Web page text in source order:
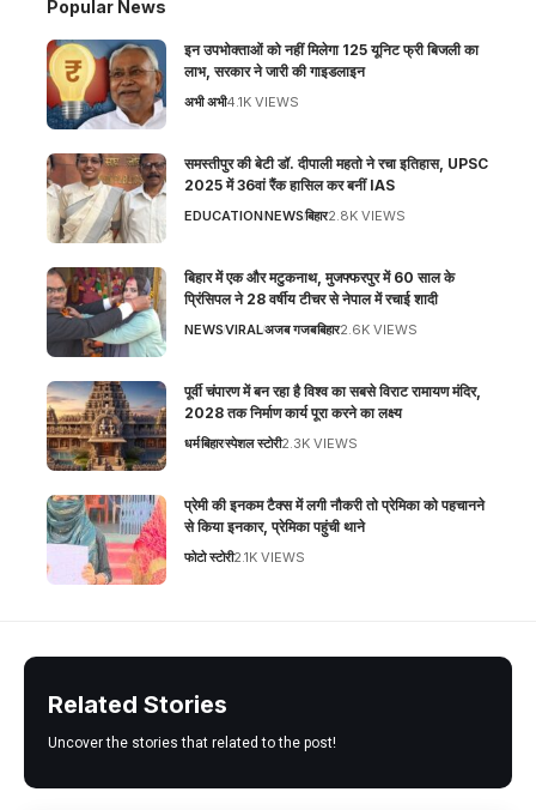
Popular News
इन उपभोक्ताओं को नहीं मिलेगा 125 यूनिट फ्री बिजली का
लाभ, सरकार ने जारी की गाइडलाइन
अभी अभी4.1K VIEWS
समस्तीपुर की बेटी डॉ. दीपाली महतो ने रचा इतिहास, UPSC
2025 में 36वां रैंक हासिल कर बनीं IAS
EDUCATIONNEWSबिहार2.8K VIEWS
बिहार में एक और मटुकनाथ, मुजफ्फरपुर में 60 साल के
प्रिंसिपल ने 28 वर्षीय टीचर से नेपाल में रचाई शादी
NEWSVIRALअजब गजबबिहार2.6K VIEWS
पूर्वी चंपारण में बन रहा है विश्व का सबसे विराट रामायण मंदिर,
2028 तक निर्माण कार्य पूरा करने का लक्ष्य
धर्मबिहारस्पेशल स्टोरी2.3K VIEWS
प्रेमी की इनकम टैक्स में लगी नौकरी तो प्रेमिका को पहचानने
से किया इनकार, प्रेमिका पहुंची थाने
फोटो स्टोरी2.1K VIEWS
Related Stories
Uncover the stories that related to the post!